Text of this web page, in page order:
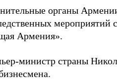
органы
мероприятий
Армения».
министр страны